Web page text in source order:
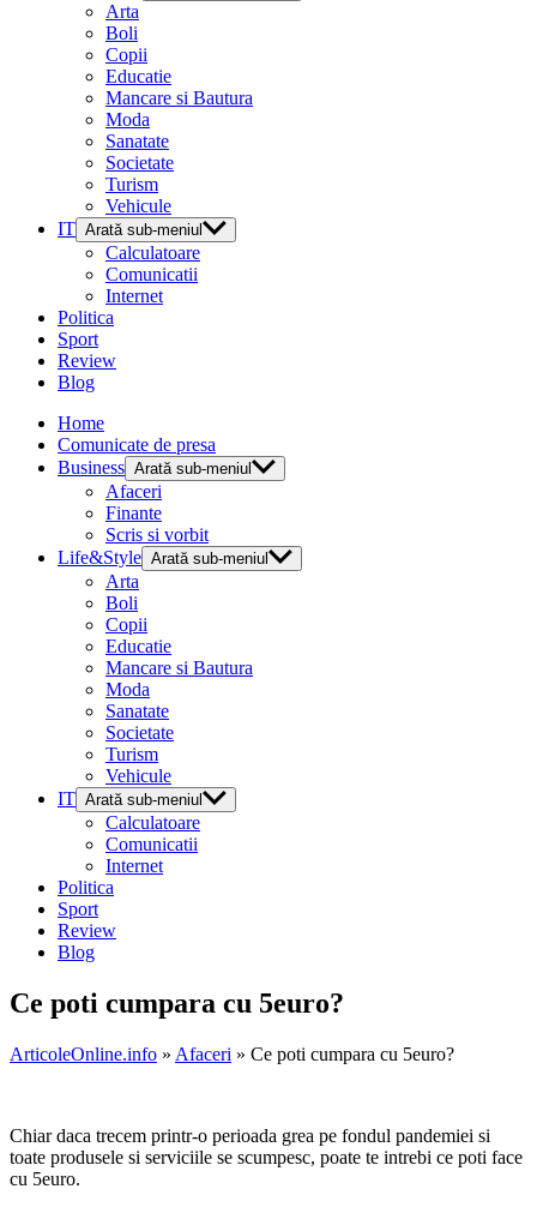
Arta
Boli
Copii
Educatie
Mancare si Bautura
Moda
Sanatate
Societate
Turism
Vehicule
IT Arată sub-meniul
Calculatoare
Comunicatii
Internet
Politica
Sport
Review
Blog
Home
Comunicate de presa
Business Arată sub-meniul
Afaceri
Finante
Scris si vorbit
Life&Style Arată sub-meniul
Arta
Boli
Copii
Educatie
Mancare si Bautura
Moda
Sanatate
Societate
Turism
Vehicule
IT Arată sub-meniul
Calculatoare
Comunicatii
Internet
Politica
Sport
Review
Blog
Ce poti cumpara cu 5euro?
ArticoleOnline.info » Afaceri » Ce poti cumpara cu 5euro?
Chiar daca trecem printr-o perioada grea pe fondul pandemiei si
toate produsele si serviciile se scumpesc, poate te intrebi ce poti face
cu 5euro.